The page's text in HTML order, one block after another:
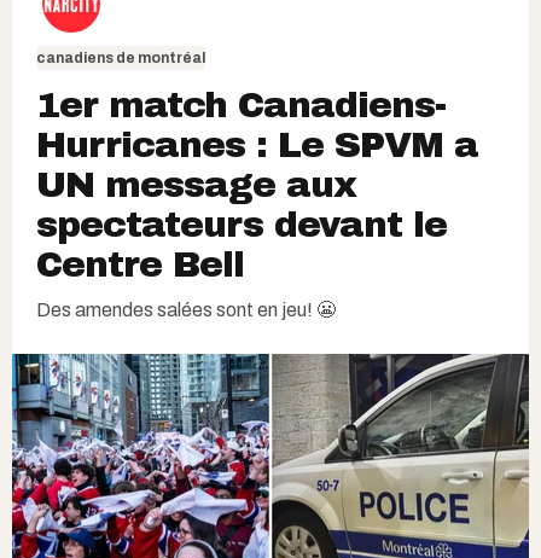
canadiens de montréal
1er match Canadiens-
Hurricanes : Le SPVM a
UN message aux
spectateurs devant le
Centre Bell
Des amendes salées sont en jeu! 😬